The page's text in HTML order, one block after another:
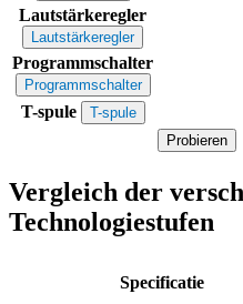
Lautstärkeregler
Lautstärkeregler
Programmschalter
Programmschalter
T-spule
T-spule
Probieren
Vergleich der
Technologiestufen
Specificatie